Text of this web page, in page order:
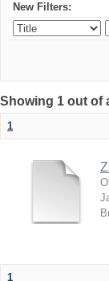
New Filters:
Showing 1 out of
1
1